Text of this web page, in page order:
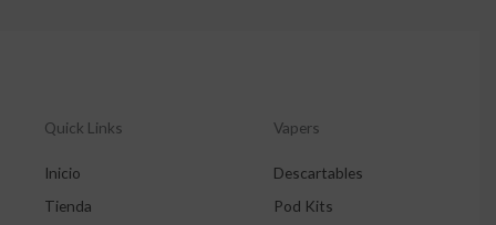
Quick Links
Inicio
Tienda
Vapers
Descartables
Pod Kits